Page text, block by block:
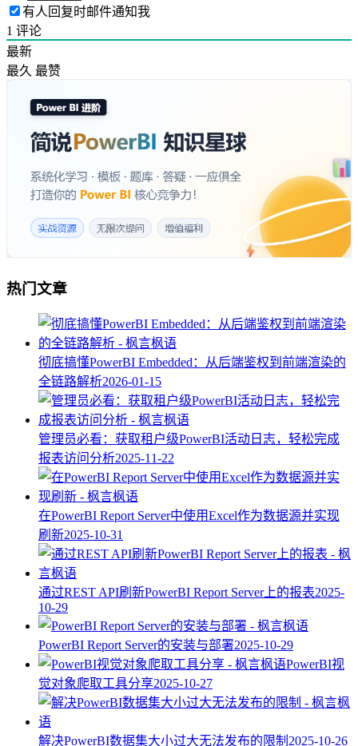
有人回复时邮件通知我
1 评论
最新
最久 最赞
热门文章
彻底搞懂PowerBI Embedded：从后端鉴权到前端渲染的
全链路解析2026-01-15
管理员必看：获取租户级PowerBI活动日志，轻松完成
报表访问分析2025-11-22
在PowerBI Report Server中使用Excel作为数据源并实现
刷新2025-10-31
通过REST API刷新PowerBI Report Server上的报表2025-
10-29
PowerBI Report Server的安装与部署2025-10-29
PowerBI视
觉对象爬取工具分享2025-10-27
解决PowerBI数据集大小过大无法发布的限制 2025-10-26